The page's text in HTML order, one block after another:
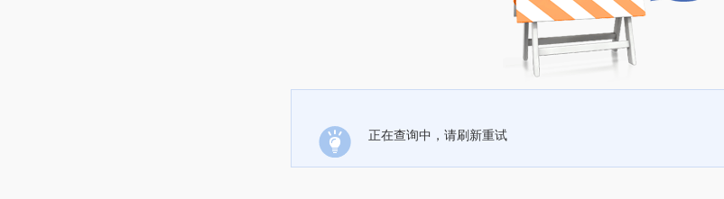
正在查询中，请刷新重试